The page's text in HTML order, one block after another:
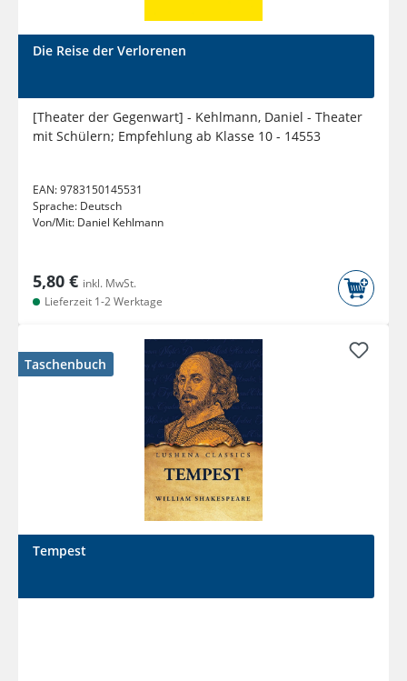
Die Reise der Verlorenen
[Theater der Gegenwart] - Kehlmann, Daniel - Theater
mit Schülern; Empfehlung ab Klasse 10 - 14553
EAN:9783150145531
Sprache: Deutsch
Von/Mit: Daniel Kehlmann
5,80 € inkl. MwSt.
Lieferzeit 1-2 Werktage
Taschenbuch
Tempest